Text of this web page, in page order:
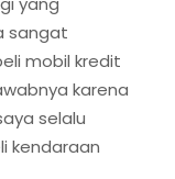
sangat
mobil kredit
karena
selalu
kendaraan